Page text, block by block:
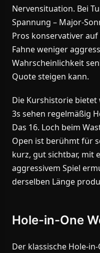
Nervensituation. Bei
Spannung – Major-
Pros konservativer
Fahne weniger
Wahrscheinlichkeit
Quote steigen kann.
Die Kurshistorie bietet
3s sehen regelmäßig
Das 16. Loch beim
Open ist berühmt für
kurz, gut sichtbar, mit
aggressivem Spiel
derselben Länge
Hole-in-One
Der klassische Hole-